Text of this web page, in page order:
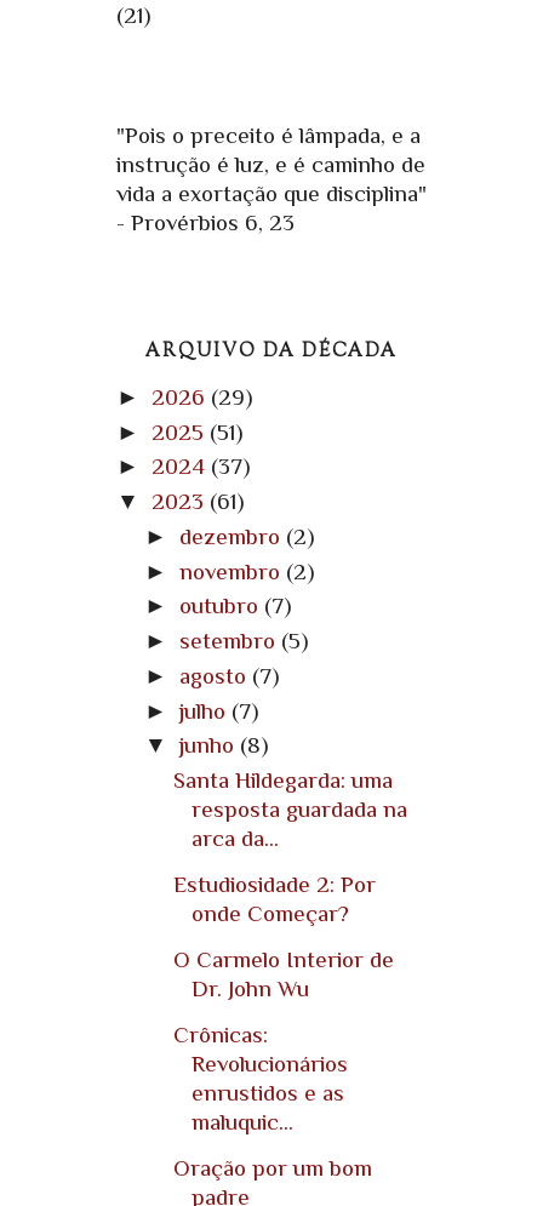
(21)
"Pois o preceito é lâmpada, e a
instrução é luz, e é caminho de
vida a exortação que disciplina"
- Provérbios 6, 23
ARQUIVO DA DÉCADA
► 2026 (29)
► 2025 (51)
► 2024 (37)
▼ 2023 (61)
► dezembro (2)
► novembro (2)
► outubro (7)
► setembro (5)
► agosto (7)
►julho (7)
▼junho (8)
Santa Hildegarda: uma
resposta guardada na
arca da...
Estudiosidade 2: Por
onde Começar?
O Carmelo Interior de
Dr. John Wu
Crônicas:
Revolucionários
enrustidos e as
maluquic...
Oração por um bom
padre